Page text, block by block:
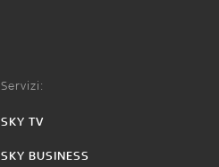
Servizi:
SKY TV
SKY BUSINESS